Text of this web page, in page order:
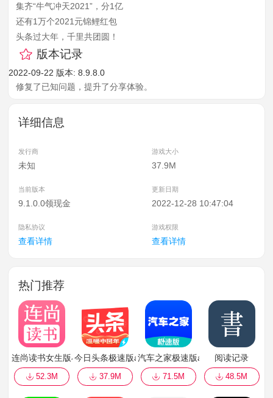
集齐“牛气冲天2021”，分1亿
还有1万个2021元锦鲤红包
头条过大年，千里共团圆！
版本记录
2022-09-22 版本: 8.9.8.0
修复了已知问题，提升了分享体验。
详细信息
发行商 游戏大小
未知 37.9M
当前版本 更新日期
9.1.0.0领现金 2022-12-28 10:47:04
隐私协议 游戏权限
查看详情 查看详情
热门推荐
连尚读书女生版小说
52.3M
今日头条极速版app官方版
37.9M
汽车之家极速版app
71.5M
阅读记录
48.5M